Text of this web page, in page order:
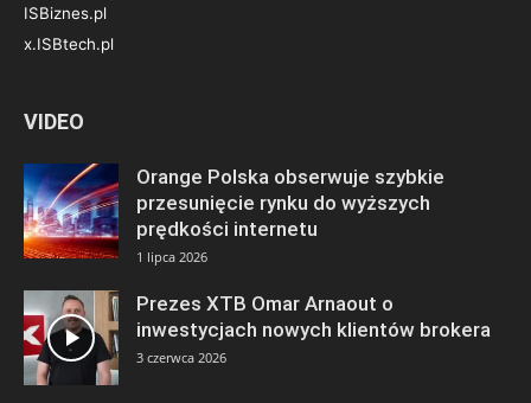
ISBiznes.pl
x.ISBtech.pl
VIDEO
Orange Polska obserwuje szybkie
przesunięcie rynku do wyższych
prędkości internetu
1 lipca 2026
Prezes XTB Omar Arnaout o
inwestycjach nowych klientów brokera
3 czerwca 2026